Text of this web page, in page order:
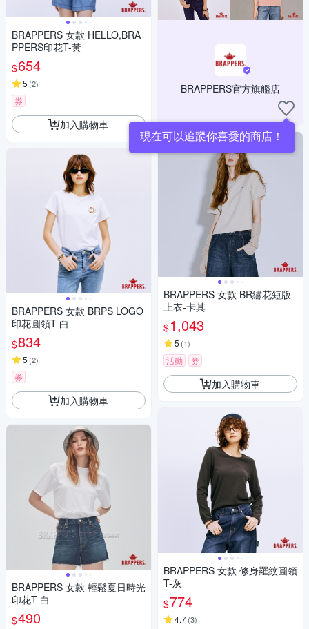
BRAPPERS 女款 HELLO,BRA
PPERS印花T-黃
$654
5 (2)
券
加入購物車
BRAPPERS 女款 BRPS LOGO
印花圓領T-白
$834
5 (2)
券
加入購物車
BRAPPERS 女款 輕鬆夏日時光
印花T-白
$490
BRAPPERS官方旗艦店
現在可以追蹤你喜愛的商店！
BRAPPERS 女款 BR繡花短版
上衣-卡其
$1,043
5 (1)
活動 券
加入購物車
BRAPPERS 女款 修身羅紋圓領
T-灰
$774
4.7(3)